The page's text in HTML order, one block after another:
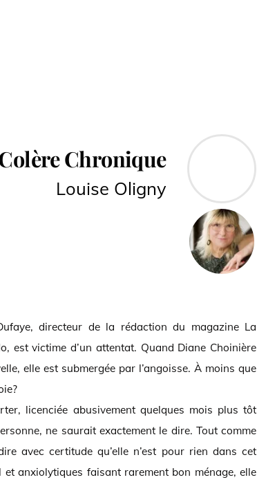
Chronique
Louise Oligny
est victime d’un attentat. Quand Diane Choinière
elle est submergée par l’angoisse. À moins que
licenciée abusivement quelques mois plus tôt
ne saurait exactement le dire. Tout comme
avec certitude qu’elle n’est pour rien dans cet
et anxiolytiques faisant rarement bon ménage, elle